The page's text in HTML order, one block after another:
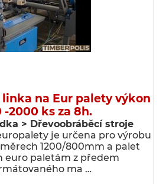
linka na Eur palety výkon
-2000 ks za 8h.
> Dřevoobráběcí stroje
je určena pro výrobu
1200/800mm a palet
euro paletám z předem
ma …